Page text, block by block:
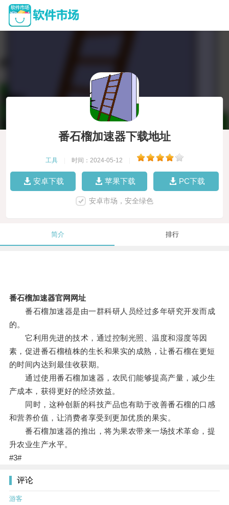
番石榴加速器下载地址
工具 时间：2024-05-12
安卓下载 苹果下载 PC下载
安卓市场，安全绿色
简介 排行
番石榴加速器官网网址
番石榴加速器是由一群科研人员经过多年研究开发而成
的。
它利用先进的技术，通过控制光照、温度和湿度等因
素，促进番石榴植株的生长和果实的成熟，让番石榴在更短
的时间内达到最佳收获期。
通过使用番石榴加速器，农民们能够提高产量，减少生
产成本，获得更好的经济效益。
同时，这种创新的科技产品也有助于改善番石榴的口感
和营养价值，让消费者享受到更加优质的果实。
番石榴加速器的推出，将为果农带来一场技术革命，提
升农业生产水平。
#3#
评论
游客